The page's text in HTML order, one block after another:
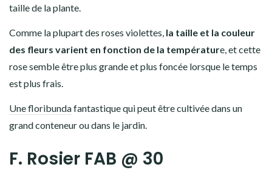
taille de la plante.
Comme la plupart des roses violettes, la taille et la couleur
des fleurs varient en fonction de la température, et cette
rose semble être plus grande et plus foncée lorsque le temps
est plus frais.
Une floribundafantastique qui peut être cultivée dans un
grand conteneur ou dans le jardin.
F. Rosier FAB @ 30